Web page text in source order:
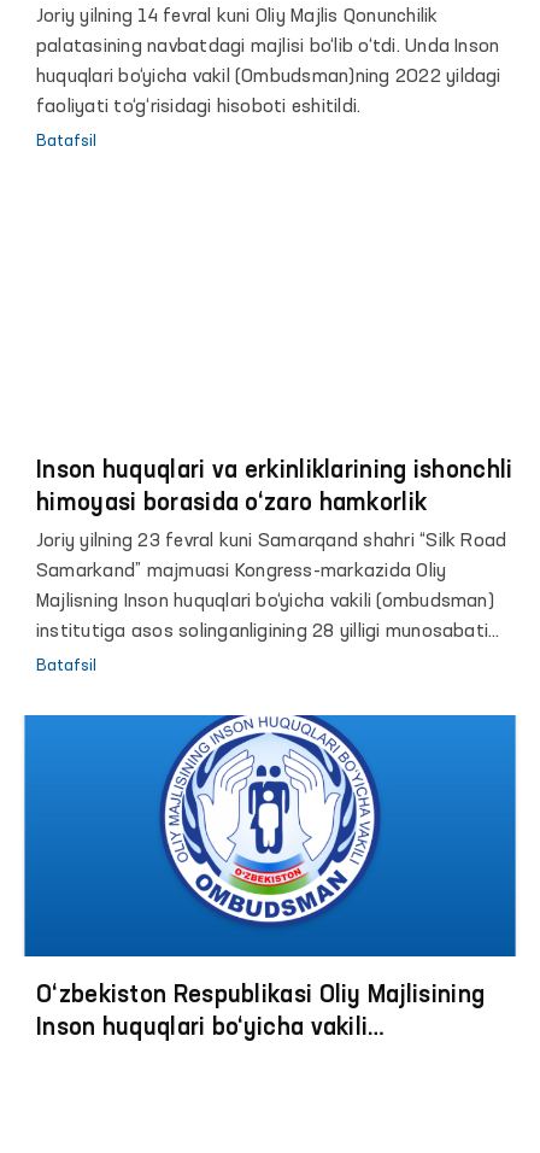
Joriy yilning 14 fevral kuni Oliy Majlis Qonunchilik
palatasining navbatdagi majlisi bo‘lib o‘tdi. Unda Inson
huquqlari bo‘yicha vakil (Ombudsman)ning 2022 yildagi
faoliyati to‘g‘risidagi hisoboti eshitildi.
Batafsil
Inson huquqlari va erkinliklarining ishonchli
himoyasi borasida o‘zaro hamkorlik
Joriy yilning 23 fevral kuni Samarqand shahri “Silk Road
Samarkand” majmuasi Kongress-markazida Oliy
Majlisning Inson huquqlari bo‘yicha vakili (ombudsman)
institutiga asos solinganligining 28 yilligi munosabati
bilan “Inson huquqlari va erkinliklarining ishonchli himoyasi
konferensiya o‘tkazildi.
Batafsil
O‘zbekiston Respublikasi Oliy Majlisining
Inson huquqlari bo‘yicha vakili